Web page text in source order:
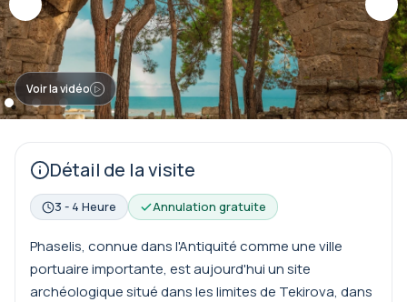
Voir la vidéo
Détail de la visite
3 - 4 Heure Annulation gratuite
Phaselis, connue dans l'Antiquité comme une ville
portuaire importante, est aujourd'hui un site
archéologique situé dans les limites de Tekirova, dans